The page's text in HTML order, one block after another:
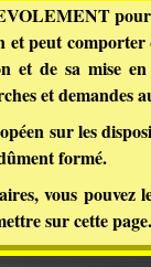
pour
et peut
et de sa mise
et demandes
sur les
formé.
vous pouvez
sur cette